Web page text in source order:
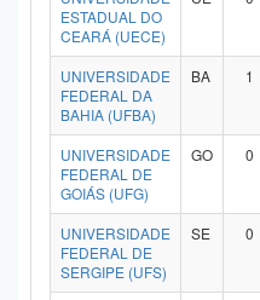
ESTADUAL DO
CEARÁ (UECE)
UNIVERSIDADE
FEDERAL DA
BAHIA (UFBA)
BA 1
UNIVERSIDADE
FEDERAL DE
GOIÁS (UFG)
GO 0
UNIVERSIDADE
FEDERAL DE
SERGIPE (UFS)
SE 0